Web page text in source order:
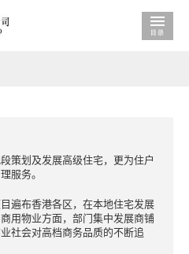
策划及发展高级住宅，更为住户
服务。
遍布香港各区，在本地住宅发展
用物业方面，部门集中发展商铺
社会对高档商务品质的不断追